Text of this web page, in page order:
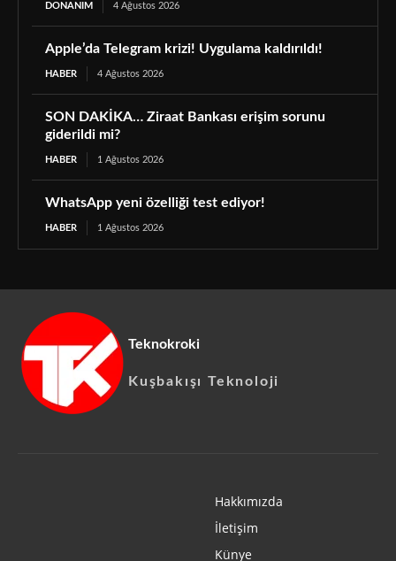
DONANIM 4 Ağustos 2026
Apple’da Telegram krizi! Uygulama kaldırıldı!
HABER 4 Ağustos 2026
SON DAKİKA… Ziraat Bankası erişim sorunu
giderildi mi?
HABER 1 Ağustos 2026
WhatsApp yeni özelliği test ediyor!
HABER 1 Ağustos 2026
Teknokroki
Kuşbakışı Teknoloji
Hakkımızda
İletişim
Künye